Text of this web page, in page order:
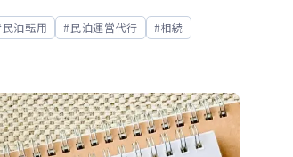
民泊転用 民泊運営代行 相続